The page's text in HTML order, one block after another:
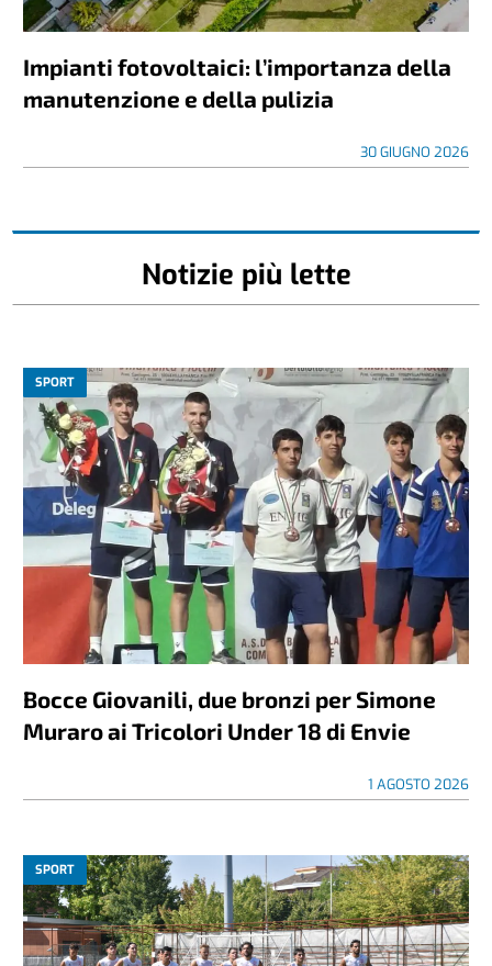
Impianti fotovoltaici: l’importanza della
manutenzione e della pulizia
30 GIUGNO 2026
Notizie più lette
SPORT
Bocce Giovanili, due bronzi per Simone
Muraro ai Tricolori Under 18 di Envie
1 AGOSTO 2026
SPORT